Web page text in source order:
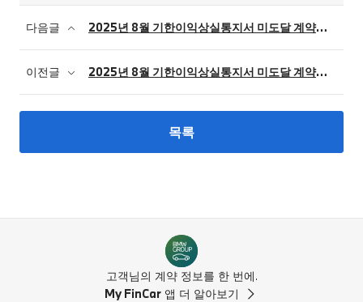
다음글 2025년 8월 기한이익상실통지서 미도달 계약 명세_결제일 5일자
이전글 2025년 8월 기한이익상실통지서 미도달 계약 명세_결제일 25일자
목록
고객님의 계약 정보를 한 번에.
My FinCar 앱 더 알아보기